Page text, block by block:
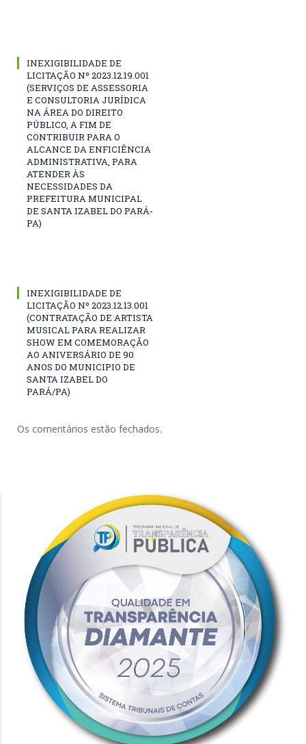
INEXIGIBILIDADE DE
LICITAÇÃO Nº 2023.12.19.001
(SERVIÇOS DE ASSESSORIA
E CONSULTORIA JURÍDICA
NA ÁREA DO DIREITO
PÚBLICO, A FIM DE
CONTRIBUIR PARA O
ALCANCE DA ENFICIÊNCIA
ADMINISTRATIVA, PARA
ATENDER ÀS
NECESSIDADES DA
PREFEITURA MUNICIPAL
DE SANTA IZABEL DO PARÁ-
PA)
INEXIGIBILIDADE DE
LICITAÇÃO Nº 2023.12.13.001
(CONTRATAÇÃO DE ARTISTA
MUSICAL PARA REALIZAR
SHOW EM COMEMORAÇÃO
AO ANIVERSÁRIO DE 90
ANOS DO MUNICIPIO DE
SANTA IZABEL DO
PARÁ/PA)
Os comentários estão fechados.